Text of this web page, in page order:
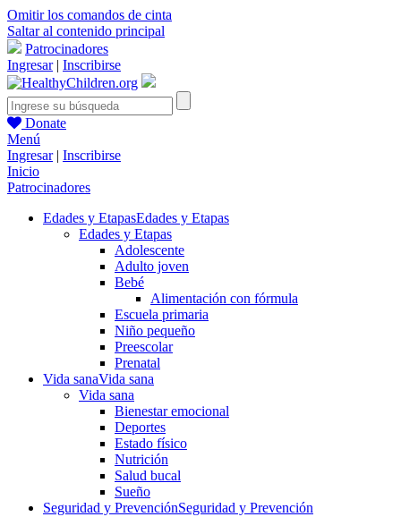
Omitir los comandos de cinta
Saltar al contenido principal
Patrocinadores
Ingresar| Inscribirse
Donate
Menú
Ingresar| Inscribirse
Inicio
Patrocinadores
Edades y EtapasEdades y Etapas
Edades y Etapas
Adolescente
Adulto joven
Bebé
Alimentación con fórmula
Escuela primaria
Niño pequeño
Preescolar
Prenatal
Vida sanaVida sana
Vida sana
Bienestar emocional
Deportes
Estado físico
Nutrición
Salud bucal
Sueño
Seguridad y PrevenciónSeguridad y Prevención